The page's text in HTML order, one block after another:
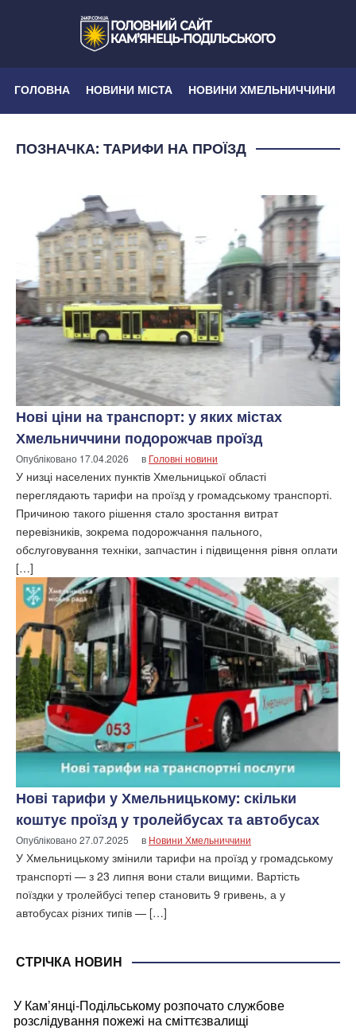
ГОЛОВНА НОВИНИ МІСТА НОВИНИ ХМЕЛЬНИЧЧИНИ
ПОЗНАЧКА: ТАРИФИ НА ПРОЇЗД
Нові ціни на транспорт: у яких містах
Хмельниччини подорожчав проїзд
Опубліковано 17.04.2026 в Головні новини
У низці населених пунктів Хмельницької області
переглядають тарифи на проїзд у громадському транспорті.
Причиною такого рішення стало зростання витрат
перевізників, зокрема подорожчання пального,
обслуговування техніки, запчастин і підвищення рівня оплати
[…]
Нові тарифи у Хмельницькому: скільки
коштує проїзд у тролейбусах та автобусах
Опубліковано27.07.2025 в Новини Хмельниччини
У Хмельницькому змінили тарифи на проїзд у громадському
транспорті — з 23 липня вони стали вищими. Вартість
поїздки у тролейбусі тепер становить 9 гривень, а у
автобусах різних типів — […]
СТРІЧКА НОВИН
У Кам’янці-Подільському розпочато службове
розслідування пожежі на сміттєзвалищі